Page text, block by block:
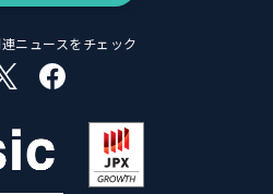
ニュースをチェック